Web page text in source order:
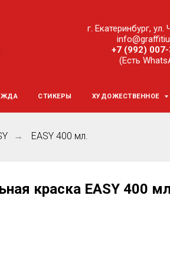
г. Екатеринбург,
+7 (992)
(Есть
СТИКЕРЫ ХУДОЖЕСТВЕННОЕ
→ EASY 400 мл.
краска EASY 400